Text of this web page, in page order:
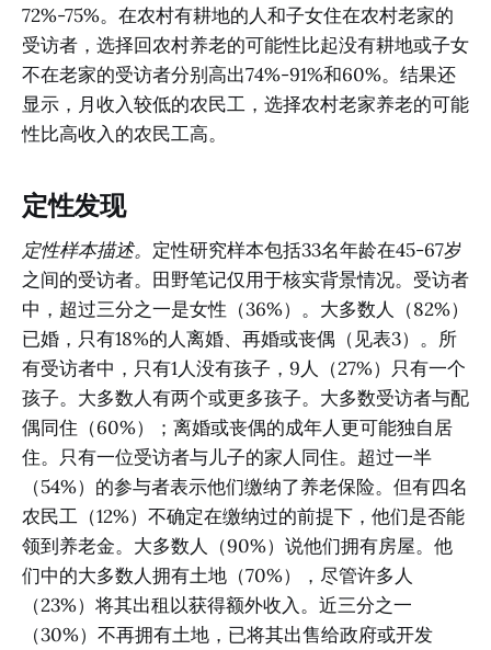
72%-75%。在农村有耕地的人和子女住在农村老家的
受访者，选择回农村养老的可能性比起没有耕地或子女
不在老家的受访者分别高出74%-91%和60%。结果还
显示，月收入较低的农民工，选择农村老家养老的可能
性比高收入的农民工高。
定性发现
定性样本描述。 定性研究样本包括33名年龄在45-67岁
之间的受访者。田野笔记仅用于核实背景情况。受访者
中，超过三分之一是女性（36%）。大多数人（82%）
已婚，只有18%的人离婚、再婚或丧偶（见表3）。所
有受访者中，只有1人没有孩子，9人（27%）只有一个
孩子。大多数人有两个或更多孩子。大多数受访者与配
偶同住（60%）；离婚或丧偶的成年人更可能独自居
住。只有一位受访者与儿子的家人同住。超过一半
（54%）的参与者表示他们缴纳了养老保险。但有四名
农民工（12%）不确定在缴纳过的前提下，他们是否能
领到养老金。大多数人（90%）说他们拥有房屋。他
们中的大多数人拥有土地（70%），尽管许多人
（23%）将其出租以获得额外收入。近三分之一
（30%）不再拥有土地，已将其出售给政府或开发